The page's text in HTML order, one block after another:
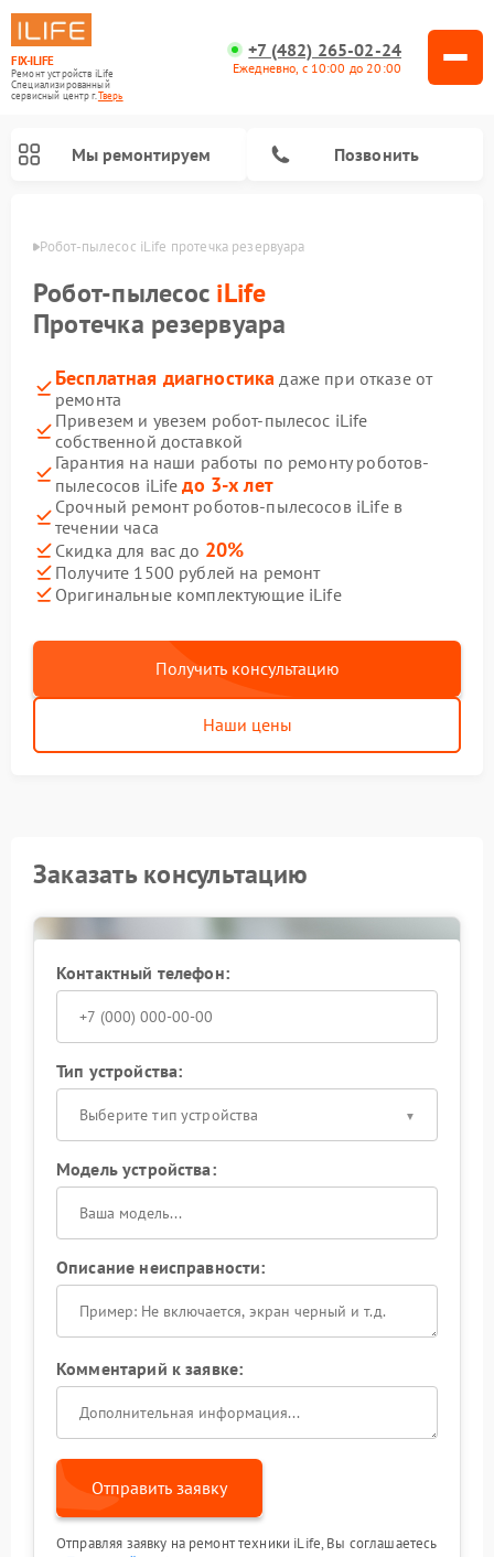
FIX-ILIFE
Ремонт устройств iLife
Специализированный
cервисный центр г.Тверь
+7 (482) 265-02-24
Ежедневно, с 10:00 до 20:00
Мы ремонтируем Позвонить
Робот-пылесос iLife протечка резервуара
Робот-пылесос iLife
Протечка резервуара
Бесплатная диагностика даже при отказе от
ремонта
Привезем и увезем робот-пылесос iLife
собственной доставкой
Гарантия на наши работы по ремонту роботов-
пылесосов iLifeдо 3-х лет
Срочный ремонт роботов-пылесосов iLife в
течении часа
Скидка для вас до 20%
Получите 1500 рублей на ремонт
Оригинальные комплектующие iLife
Получить консультацию
Наши цены
Заказать консультацию
Контактный телефон:
Тип устройства:
Выберите тип устройства
Модель устройства:
Описание неисправности:
Комментарий к заявке:
Отправить заявку
Отправляя заявку на ремонт техники iLife, Вы соглашаетесь